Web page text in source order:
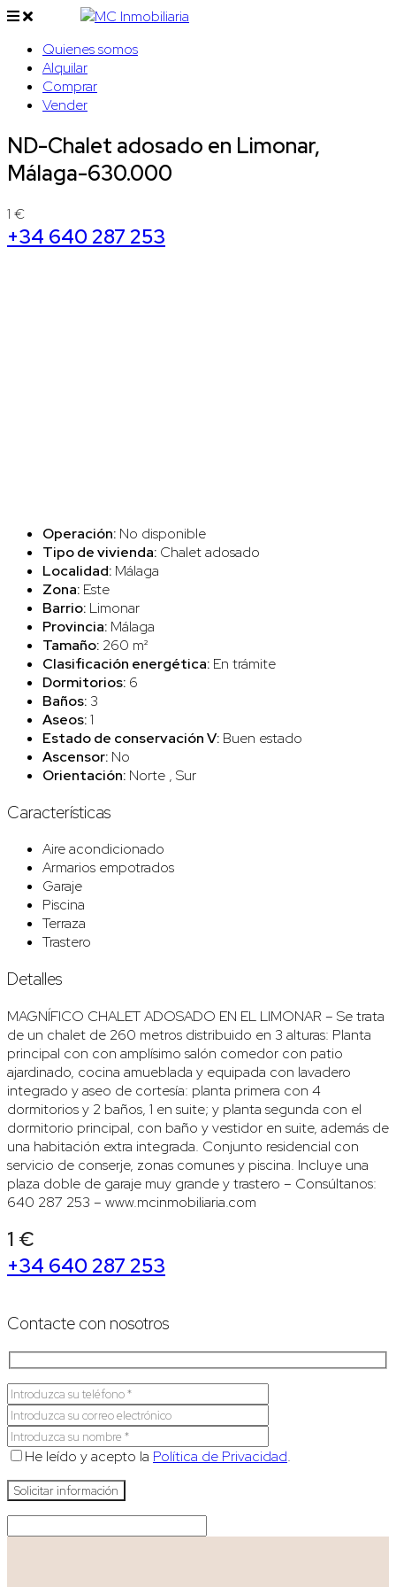
Quienes somos
Alquilar
Comprar
Vender
ND-Chalet adosado en Limonar,
Málaga-630.000
1 €
+34 640 287 253
Operación: No disponible
Tipo de vivienda: Chalet adosado
Localidad: Málaga
Zona: Este
Barrio: Limonar
Provincia: Málaga
Tamaño: 260 m²
Clasificación energética: En trámite
Dormitorios: 6
Baños: 3
Aseos:1
Estado de conservación V: Buen estado
Ascensor: No
Orientación: Norte , Sur
Características
Aire acondicionado
Armarios empotrados
Garaje
Piscina
Terraza
Trastero
Detalles
MAGNÍFICO CHALET ADOSADO EN EL LIMONAR – Se trata
de un chalet de 260 metros distribuido en 3 alturas: Planta
principal con con amplísimo salón comedor con patio
ajardinado, cocina amueblada y equipada con lavadero
integrado y aseo de cortesía: planta primera con 4
dormitorios y 2 baños, 1 en suite; y planta segunda con el
dormitorio principal, con baño y vestidor en suite, además de
una habitación extra integrada. Conjunto residencial con
servicio de conserje, zonas comunes y piscina. Incluye una
plaza doble de garaje muy grande y trastero – Consúltanos:
640 287 253 – www.mcinmobiliaria.com
1 €
+34 640 287 253
Contacte con nosotros
He leído y acepto la Política de Privacidad.